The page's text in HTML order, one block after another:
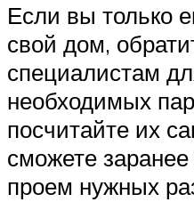
Если вы только
свой дом,
специалистам
необходимых
посчитайте их
сможете заранее
проем нужных